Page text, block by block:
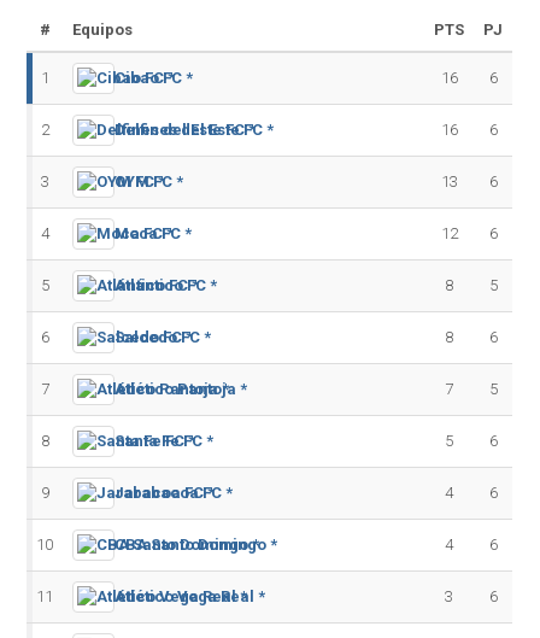
# Equipos PTS PJ
1 Cibao FC * 16 6
2 Delfines del Este FC * 16 6
3 OYM FC * 13 6
4 Moca FC * 12 6
5 Atlántico FC * 8 5
6 Salcedo FC * 8 6
7 Atlético Pantoja * 7 5
8 Santa Fe FC * 5 6
9 Jarabacoa FC * 4 6
10 CBA Santo Domingo * 4 6
11 Atlético Vega Real * 3 6